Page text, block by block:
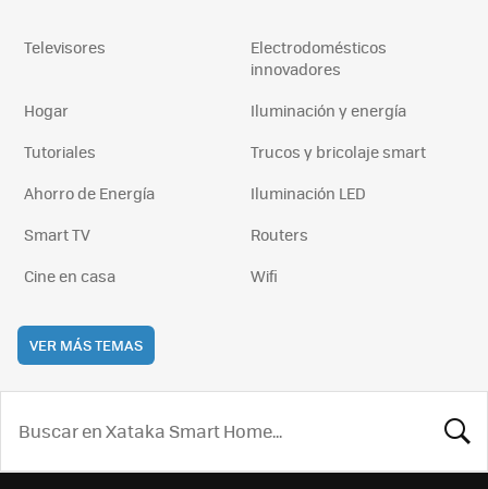
Televisores
Electrodomésticos
innovadores
Hogar
Iluminación y energía
Tutoriales
Trucos y bricolaje smart
Ahorro de Energía
Iluminación LED
Smart TV
Routers
Cine en casa
Wifi
VER MÁS TEMAS